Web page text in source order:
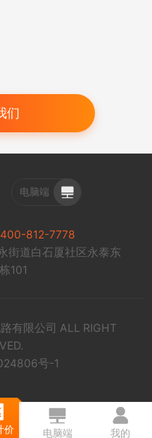
们
电脑端
400-812-7778
街道白石厦社区永泰东
101
有限公司 ALL RIGHT
号-1
价 电脑端 我的